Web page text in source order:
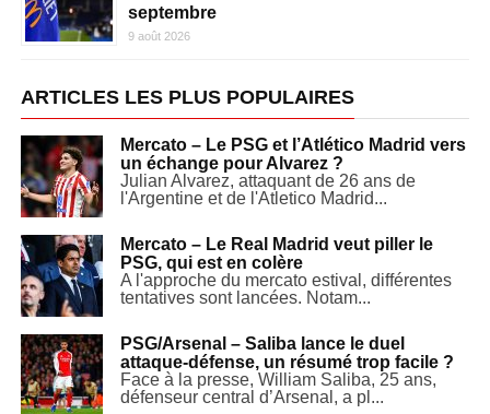
septembre
9 août 2026
ARTICLES LES PLUS POPULAIRES
Mercato – Le PSG et l’Atlético Madrid vers
un échange pour Alvarez ?
Julian Alvarez, attaquant de 26 ans de
l'Argentine et de l'Atletico Madrid...
Mercato – Le Real Madrid veut piller le
PSG, qui est en colère
A l'approche du mercato estival, différentes
tentatives sont lancées. Notam...
PSG/Arsenal – Saliba lance le duel
attaque-défense, un résumé trop facile ?
Face à la presse, William Saliba, 25 ans,
défenseur central d’Arsenal, a pl...